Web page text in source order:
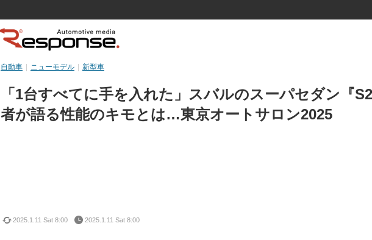
「1台すべてに手を入れた」スバルのスーパセダン『
者が語る性能のキモとは…東京オートサロン2025
自動車 ニューモデル 新型車
2025.1.11 Sat 8:00 2025.1.11 Sat 8:00